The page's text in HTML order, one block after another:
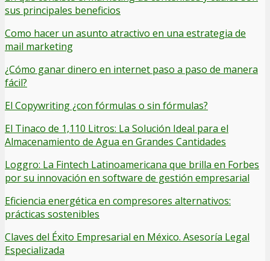
sus principales beneficios
Como hacer un asunto atractivo en una estrategia de
mail marketing
¿Cómo ganar dinero en internet paso a paso de manera
fácil?
El Copywriting ¿con fórmulas o sin fórmulas?
El Tinaco de 1,110 Litros: La Solución Ideal para el
Almacenamiento de Agua en Grandes Cantidades
Loggro: La Fintech Latinoamericana que brilla en Forbes
por su innovación en software de gestión empresarial
Eficiencia energética en compresores alternativos:
prácticas sostenibles
Claves del Éxito Empresarial en México. Asesoría Legal
Especializada